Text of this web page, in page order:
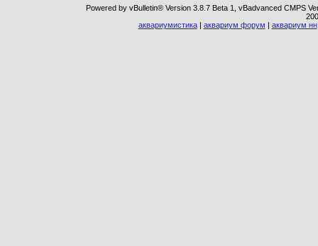
Powered by vBulletin® Version 3.8.7 Beta 1, vBadvanced CMPS
аквариумистика| аквариум форум | аквариум нн